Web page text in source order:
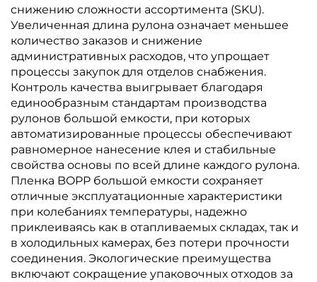
снижению сложности ассортимента (SKU).
Увеличенная длина рулона означает меньшее
количество заказов и снижение
административных расходов, что упрощает
процессы закупок для отделов снабжения.
Контроль качества выигрывает благодаря
единообразным стандартам производства
рулонов большой емкости, при которых
автоматизированные процессы обеспечивают
равномерное нанесение клея и стабильные
свойства основы по всей длине каждого рулона.
Пленка BOPP большой емкости сохраняет
отличные эксплуатационные характеристики
при колебаниях температуры, надежно
приклеиваясь как в отапливаемых складах, так и
в холодильных камерах, без потери прочности
соединения. Экологические преимущества
включают сокращение упаковочных отходов за